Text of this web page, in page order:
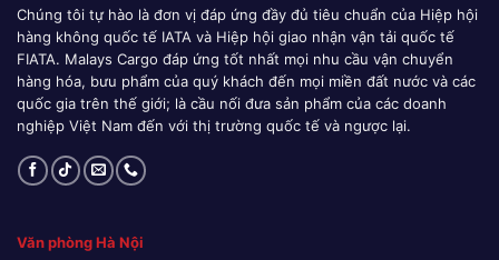
Chúng tôi tự hào là đơn vị đáp ứng đầy đủ tiêu chuẩn của Hiệp hội
hàng không quốc tế IATA và Hiệp hội giao nhận vận tải quốc tế
FIATA. Malays Cargo đáp ứng tốt nhất mọi nhu cầu vận chuyển
hàng hóa, bưu phẩm của quý khách đến mọi miền đất nước và các
quốc gia trên thế giới; là cầu nối đưa sản phẩm của các doanh
nghiệp Việt Nam đến với thị trường quốc tế và ngược lại.
Văn phòng Hà Nội